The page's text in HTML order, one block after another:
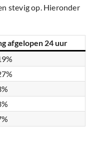
stevig op. Hieronder
afgelopen 24 uur